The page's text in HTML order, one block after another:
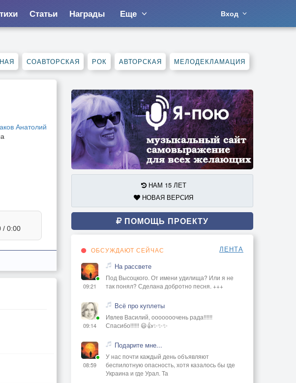
Статьи Награды Еще Вход
СОАВТОРСКАЯ РОК АВТОРСКАЯ МЕЛОДЕКЛАМАЦИЯ
Анатолий
/ 0:00
НАМ 15 ЛЕТ
НОВАЯ ВЕРСИЯ
ПОМОЩЬ ПРОЕКТУ
ОБСУЖДАЮТ СЕЙЧАС ЛЕНТА
09:21
На рассвете
Под Высоцкого. От имени удилища? Или я не
так понял? Сделана добротно песня. +++
09:14
Всё про куплеты
Ивлев Василий, ооооооочень рада!!!!!!
Спасибо!!!!!! 😃👍✨✨✨
08:59
Подарите мне...
У нас почти каждый день объявляют
беспилотную опасность, хотя казалось бы где
Украина и где Урал. Та